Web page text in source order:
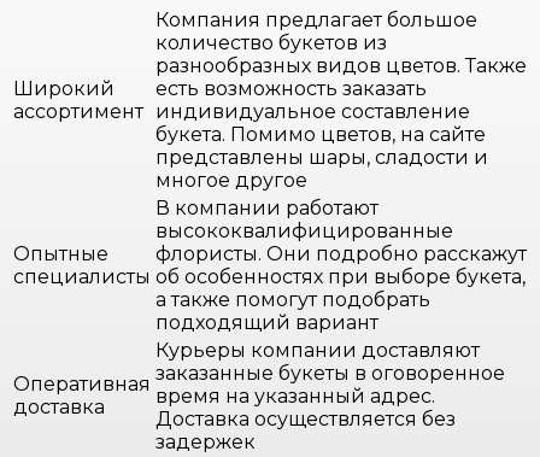
Широкий
ассортимент
Компания предлагает большое
количество букетов из
разнообразных видов цветов. Также
есть возможность заказать
индивидуальное составление
букета. Помимо цветов, на сайте
представлены шары, сладости и
многое другое
Опытные
специалисты
В компании работают
высококвалифицированные
флористы. Они подробно расскажут
об особенностях при выборе букета,
а также помогут подобрать
подходящий вариант
Оперативная
доставка
Курьеры компании доставляют
заказанные букеты в оговоренное
время на указанный адрес.
Доставка осуществляется без
задержек